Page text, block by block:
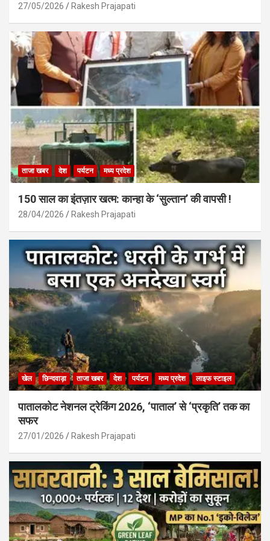
27/05/2026 Rakesh Prajapati
ताजा खबर देश पर्यटन मध्य प्रदेश
150 साल का इंतज़ार खत्म: कान्हा के ‘सुल्तान’ की वापसी !
28/04/2026 Rakesh Prajapati
खेल छिन्दवाड़ा ताजा खबर देश पर्यटन मध्य प्रदेश लाइफ स्टाइल
पातालकोट नेशनल ट्रेकिंग 2026, ‘पाताल’ से ‘प्रकृति’ तक का
सफर
27/01/2026 Rakesh Prajapati